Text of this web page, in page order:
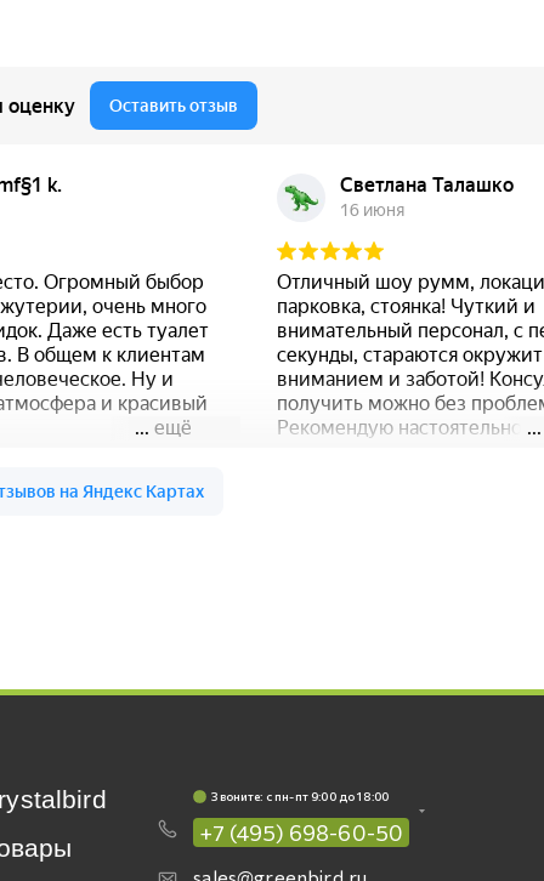
Звоните: c пн-пт 9:00 до 18:00
+7 (495) 698-60-50